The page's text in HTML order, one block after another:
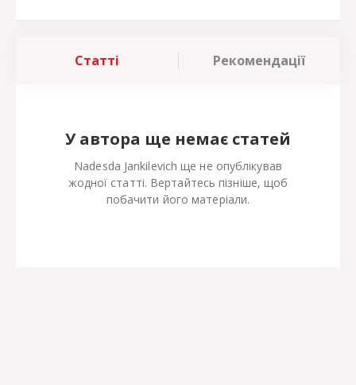
Статті Рекомендації
У автора ще немає статей
Nadesda Jankilevich ще не опублікував
жодної статті. Вертайтесь пізніше, щоб
побачити його матеріали.